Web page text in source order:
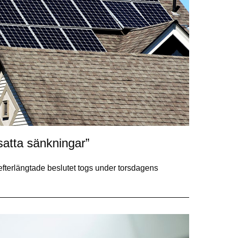
sänkningar”
beslutet togs under torsdagens